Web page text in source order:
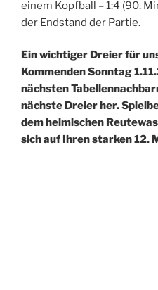
einem Kopfball – 1:4 (90.
der Endstand der Partie.
Ein wichtiger Dreier für
Kommenden Sonntag
nächsten
nächste Dreier her.
dem heimischen
sich auf Ihren starken 12.